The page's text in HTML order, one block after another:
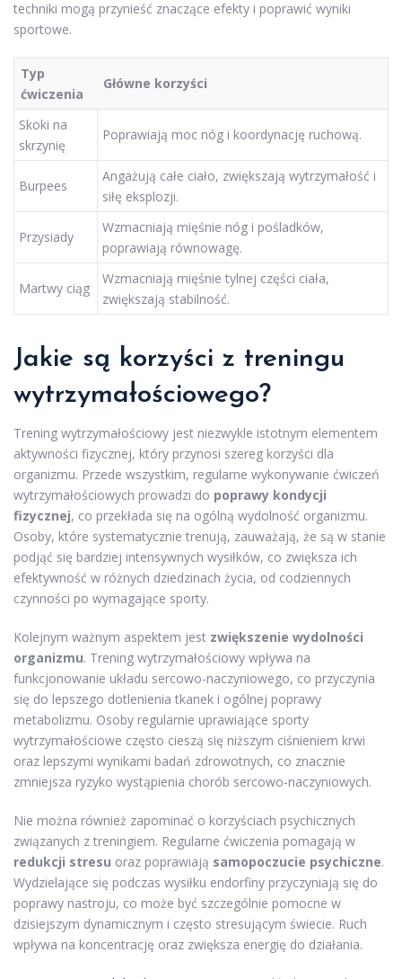
techniki mogą przynieść znaczące efekty i poprawić wyniki
sportowe.
Typ
ćwiczenia
Główne korzyści
Skoki na
skrzynię
Poprawiają moc nóg i koordynację ruchową.
Burpees
Angażują całe ciało, zwiększają wytrzymałość i
siłę eksplozji.
Przysiady
Wzmacniają mięśnie nóg i pośladków,
poprawiają równowagę.
Martwy ciąg
Wzmacniają mięśnie tylnej części ciała,
zwiększają stabilność.
Jakie są korzyści z treningu
wytrzymałościowego?
Trening wytrzymałościowy jest niezwykle istotnym elementem
aktywności fizycznej, który przynosi szereg korzyści dla
organizmu. Przede wszystkim, regularne wykonywanie ćwiczeń
wytrzymałościowych prowadzi do poprawy kondycji
fizycznej, co przekłada się na ogólną wydolność organizmu.
Osoby, które systematycznie trenują, zauważają, że są w stanie
podjąć się bardziej intensywnych wysiłków, co zwiększa ich
efektywność w różnych dziedzinach życia, od codziennych
czynności po wymagające sporty.
Kolejnym ważnym aspektem jest zwiększenie wydolności
organizmu. Trening wytrzymałościowy wpływa na
funkcjonowanie układu sercowo-naczyniowego, co przyczynia
się do lepszego dotlenienia tkanek i ogólnej poprawy
metabolizmu. Osoby regularnie uprawiające sporty
wytrzymałościowe często cieszą się niższym ciśnieniem krwi
oraz lepszymi wynikami badań zdrowotnych, co znacznie
zmniejsza ryzyko wystąpienia chorób sercowo-naczyniowych.
Nie można również zapominać o korzyściach psychicznych
związanych z treningiem. Regularne ćwiczenia pomagają w
redukcji stresu oraz poprawiają samopoczucie psychiczne.
Wydzielające się podczas wysiłku endorfiny przyczyniają się do
poprawy nastroju, co może być szczególnie pomocne w
dzisiejszym dynamicznym i często stresującym świecie. Ruch
wpływa na koncentrację oraz zwiększa energię do działania.